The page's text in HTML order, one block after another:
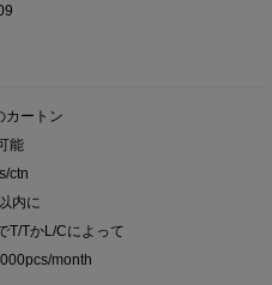
カートン
能
ctn
内に
T/TかL/Cによって
month